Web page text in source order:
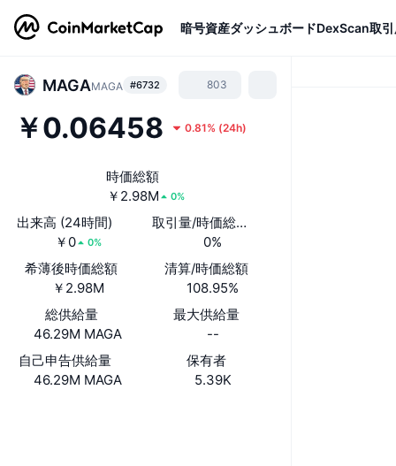
暗号資産ダッシュボードDexScan取
MAGAMAGA #6732 803
￥0.06458 0.81% (24h)
時価総額
￥2.98M
0%
出来高 (24時間)
￥0
0%
取引量/時価総額(24時間)
0%
希薄後時価総額
￥2.98M
清算/時価総額
108.95%
総供給量
46.29M MAGA
最大供給量
--
自己申告供給量
46.29M MAGA
保有者
5.39K